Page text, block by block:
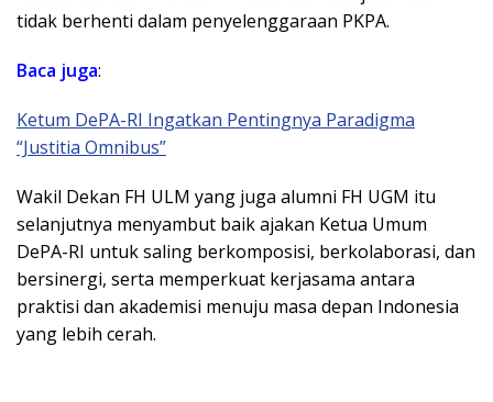
tidak berhenti dalam penyelenggaraan PKPA.
Baca juga:
Ketum DePA-RI Ingatkan Pentingnya Paradigma
“Justitia Omnibus”
Wakil Dekan FH ULM yang juga alumni FH UGM itu
selanjutnya menyambut baik ajakan Ketua Umum
DePA-RI untuk saling berkomposisi, berkolaborasi, dan
bersinergi, serta memperkuat kerjasama antara
praktisi dan akademisi menuju masa depan Indonesia
yang lebih cerah.